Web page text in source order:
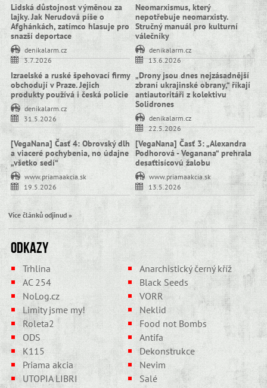
Lidská důstojnost výměnou za
lajky. Jak Nerudová píše o
Afghánkách, zatímco hlasuje pro
snazší deportace
denikalarm.cz
3.7.2026
Neomarxismus, který
nepotřebuje neomarxisty.
Stručný manuál pro kulturní
válečníky
denikalarm.cz
13.6.2026
Izraelské a ruské špehovací firmy
obchodují v Praze. Jejich
produkty používá i česká policie
denikalarm.cz
31.5.2026
„Drony jsou dnes nejzásadnější
zbraní ukrajinské obrany,“ říkají
antiautoritáři z kolektivu
Solidrones
denikalarm.cz
22.5.2026
[VegaNana] Časť 4: Obrovský dlh
a viaceré pochybenia, no údajne
„všetko sedí“
www.priamaakcia.sk
19.5.2026
[VegaNana] Časť 3: „Alexandra
Podhorová - Veganana“ prehrala
desaťtisícovú žalobu
www.priamaakcia.sk
13.5.2026
Více článků odjinud »
Odkazy
Trhlina
Anarchistický černý kříž
AC 254
Black Seeds
NoLog.cz
VORR
Limity jsme my!
Neklid
Roleta2
Food not Bombs
ODS
Antifa
K115
Dekonstrukce
Priama akcia
Nevim
UTOPIA LIBRI
Salé